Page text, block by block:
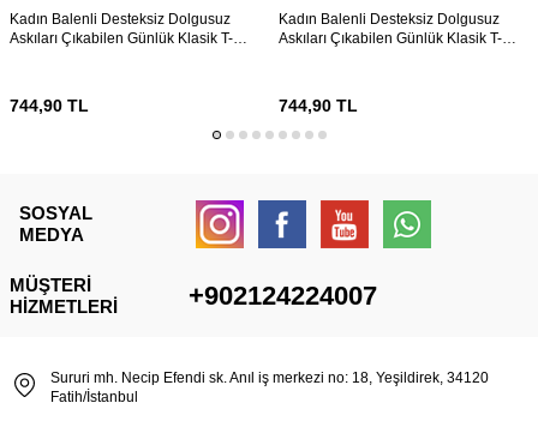
Kadın Balenli Desteksiz Dolgusuz
Askıları Çıkabilen Günlük Klasik T-
744,90 TL
Kadın Balenli Desteksiz Dolgusuz
Askıları Çıkabilen Günlük Klasik T-
744,90TL
SOSYAL
MEDYA
MÜŞTERI
HIZMETLERI
+902124224007
Sururi mh. Necip Efendi sk. Anıl iş merkezi no: 18, Yeşildirek, 34120
Fatih/İstanbul